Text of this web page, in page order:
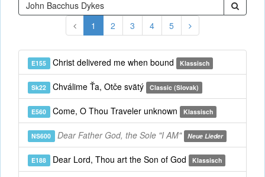
1 2 3 4 5
E155 Christ delivered me when bound Klassisch
Sk22 Chválime Ťa, Otče svätý Classic (Slovak)
E560 Come, O Thou Traveler unknown Klassisch
NS600 Dear Father God, the Sole "I AM" Neue Lieder
E188 Dear Lord, Thou art the Son of God Klassisch